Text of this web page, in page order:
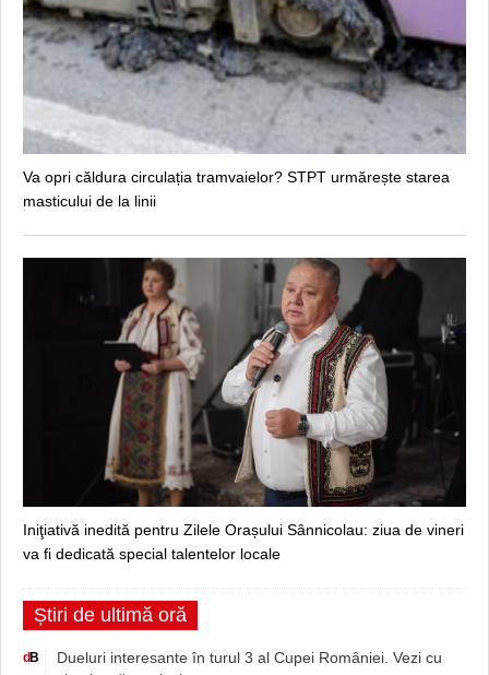
Va opri căldura circulația tramvaielor? STPT urmărește starea
masticului de la linii
Iniţiativă inedită pentru Zilele Orașului Sânnicolau: ziua de vineri
va fi dedicată special talentelor locale
Știri de ultimă oră
d B
Dueluri interesante în turul 3 al Cupei României. Vezi cu